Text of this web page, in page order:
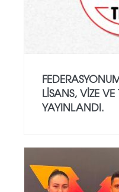
LISANS, VIZE VE
YAYINLANDI.